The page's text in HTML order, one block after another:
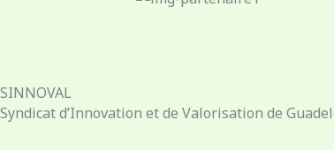
SINNOVAL
Syndicat d’Innovation et de Valorisation de